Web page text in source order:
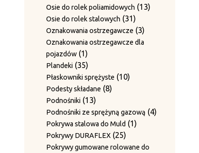
produktów
Osie do rolek poliamidowych 1313
Osie do rolek stalowych 3131
produktów
Oznakowania ostrzegawcze 33
produkty
Oznakowania ostrzegawcze dla
pojazdów
11
produkt
Plandeki 3535
produktów
Płaskowniki sprężyste 1010
Podesty składane 88
Podnośniki 1313
produktów
Podnośniki ze sprężyną gazową 44
Pokrywa stalowa do Muld 11
Pokrywy DURAFLEX 2525
produktów
Pokrywy gumowane rolowane do